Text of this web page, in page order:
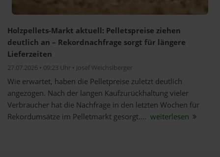
Holzpellets-Markt aktuell: Pelletspreise ziehen
deutlich an – Rekordnachfrage sorgt für längere
Lieferzeiten
27.07.2026 • 09:23 Uhr • Josef Weichslberger
Wie erwartet, haben die Pelletpreise zuletzt deutlich
angezogen. Nach der langen Kaufzurückhaltung vieler
Verbraucher hat die Nachfrage in den letzten Wochen für
Rekordumsätze im Pelletmarkt gesorgt.... weiterlesen